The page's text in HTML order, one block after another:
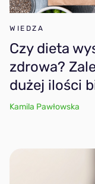
WIEDZA
Czy dieta
zdrowa?
dużej ilości
Kamila Pawłowska